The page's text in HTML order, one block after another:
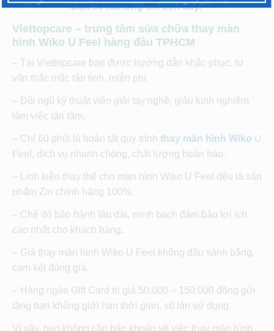
Bạn sẽ hài lòng khi đến đây.
Viettopcare – trung tâm sửa chữa thay màn
hình Wiko U Feel hàng đầu TPHCM
– Tại Viettopcare bạn được hướng dẫn khắc phục, tư
vấn thắc mắc tận tình, miễn phí
– Đội ngũ kỹ thuật viên giỏi tay nghề, giàu kinh nghiệm
làm việc tận tâm.
– Chỉ 60 phút là hoàn tất quy trình thay màn hình Wiko U
Feel, dịch vụ nhanh chóng, chất lượng hoàn hảo.
– Linh kiện thay thế cho màn hình Wiko U Feel đều là sản
phẩm Zin chính hãng 100%.
– Chế độ bảo hành lâu dài, minh bạch đảm bảo lợi ích
cao nhất cho khách hàng.
– Giá thay màn hình Wiko U Feel không đâu sánh bằng,
cam kết đúng giá.
– Hàng ngàn Gift Card trị giá 50.000 – 150.000 đồng gửi
tặng bạn không giới hạn thời gian, số lần sử dụng.
Vì vậy, bạn không cần băn khoăn về việc thay màn hình